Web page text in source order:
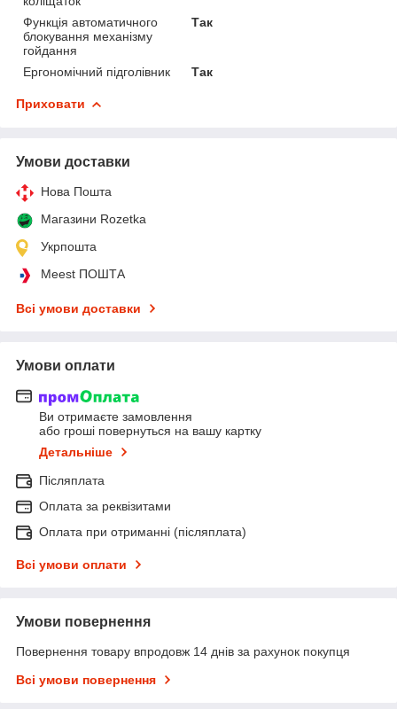
Функція автоматичного
блокування механізму
гойдання
Так
Ергономічний підголівник Так
Приховати
Умови доставки
Нова Пошта
Магазини Rozetka
Укрпошта
Meest ПОШТА
Всі умови доставки
Умови оплати
Ви отримаєте замовлення
або гроші повернуться на вашу картку
Детальніше
Післяплата
Оплата за реквізитами
Оплата при отриманні (післяплата)
Всі умови оплати
Умови повернення
Повернення товару впродовж 14 днів за рахунок покупця
Всі умови повернення